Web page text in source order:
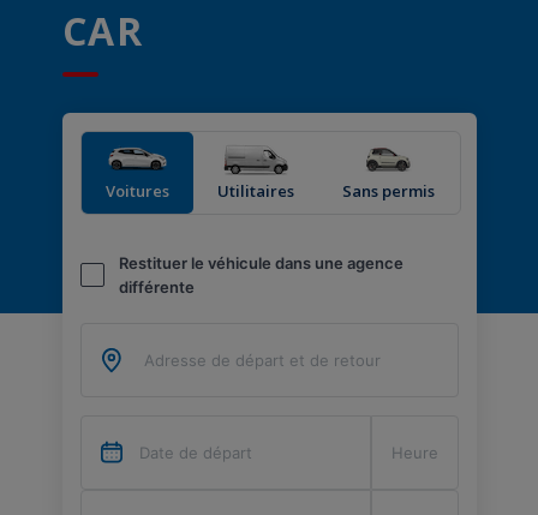
CAR
Voitures Utilitaires Sans permis
Restituer le véhicule dans une agence
différente